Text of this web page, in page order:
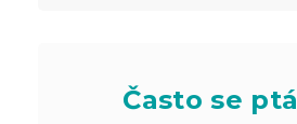
Často se